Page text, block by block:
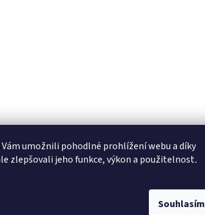
umožnili pohodlné prohlížení webu a díky
zlepšovali jeho funkce, výkon a použitelnost.
Souhlasím